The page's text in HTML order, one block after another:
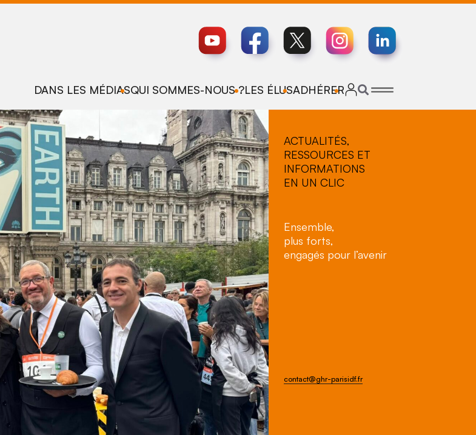
DANS LES MÉDIASQUI SOMMES-NOUS ?LES ÉLUSADHÉRER
ACTUALITÉS,
RESSOURCES ET
INFORMATIONS
EN UN CLIC
Ensemble,
plus forts,
engagés pour l’avenir
contact@ghr-parisidf.fr